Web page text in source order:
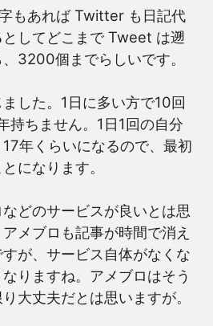
もあれば Twitter も日記代
してどこまで Tweet は遡
3200個までらしいです。
した。1日に多い方で10回
持ちません。1日1回の自分
年くらいになるので、最初
になります。
どのサービスが良いとは思
メブロも記事が時間で消え
が、サービス自体がなくな
りますね。アメブロはそう
大丈夫だとは思いますが。